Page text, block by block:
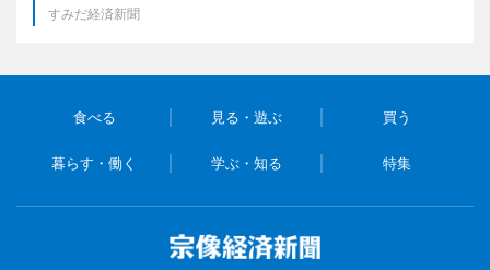
すみだ経済新聞
食べる 見る・遊ぶ 買う
暮らす・働く 学ぶ・知る 特集